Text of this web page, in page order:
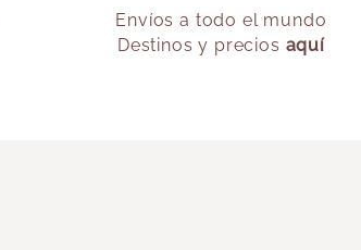
Envíos a todo el mundo
Destinos y precios aquí